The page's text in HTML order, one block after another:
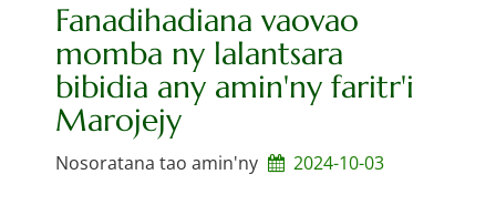
Fanadihadiana vaovao
momba ny lalantsara
bibidia any amin'ny faritr'i
Marojejy
Nosoratana tao amin'ny 2024-10-03